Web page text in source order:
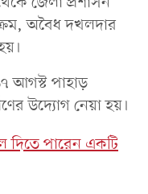
অবৈধ দখলদার
আগস্ট পাহাড়
উদ্যোগ নেয়া হয়।
পারেন একটি